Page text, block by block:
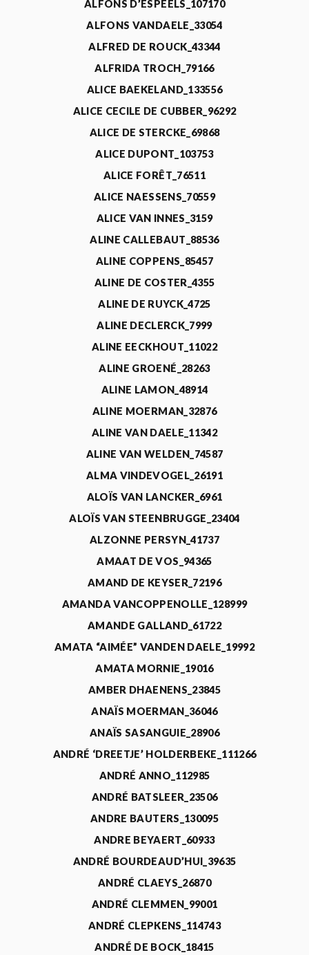
ALFONS D’ESPEELS_107170
ALFONS VANDAELE_33054
ALFRED DE ROUCK_43344
ALFRIDA TROCH_79166
ALICE BAEKELAND_133556
ALICE CECILE DE CUBBER_96292
ALICE DE STERCKE_69868
ALICE DUPONT_103753
ALICE FORÊT_76511
ALICE NAESSENS_70559
ALICE VAN INNES_3159
ALINE CALLEBAUT_88536
ALINE COPPENS_85457
ALINE DE COSTER_4355
ALINE DE RUYCK_4725
ALINE DECLERCK_7999
ALINE EECKHOUT_11022
ALINE GROENÉ_28263
ALINE LAMON_48914
ALINE MOERMAN_32876
ALINE VAN DAELE_11342
ALINE VAN WELDEN_74587
ALMA VINDEVOGEL_26191
ALOÏS VAN LANCKER_6961
ALOÏS VAN STEENBRUGGE_23404
ALZONNE PERSYN_41737
AMAAT DE VOS_94365
AMAND DE KEYSER_72196
AMANDA VANCOPPENOLLE_128999
AMANDE GALLAND_61722
AMATA “AIMÉE” VANDEN DAELE_19992
AMATA MORNIE_19016
AMBER DHAENENS_23845
ANAÏS MOERMAN_36046
ANAÏS SASANGUIE_28906
ANDRÉ ‘DREETJE’ HOLDERBEKE_111266
ANDRÉ ANNO_112985
ANDRÉ BATSLEER_23506
ANDRE BAUTERS_130095
ANDRE BEYAERT_60933
ANDRÉ BOURDEAUD’HUI_39635
ANDRÉ CLAEYS_26870
ANDRÉ CLEMMEN_99001
ANDRÉ CLEPKENS_114743
ANDRÉ DE BOCK_18415